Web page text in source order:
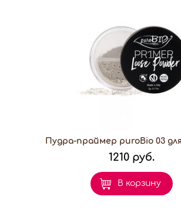
Пудра-праймер puroBio 03 для
1210 руб.
В корзину